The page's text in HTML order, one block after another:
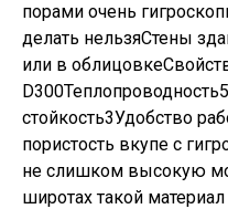
порами очень
делать нельзяСтены
или в
стойкость3Удобство
пористость вкупе с
не слишком высокую
широтах такой